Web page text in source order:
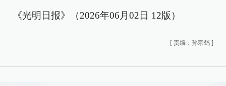
《光明日报》（2026年06月02日 12版）
[ 责编：孙宗鹤 ]